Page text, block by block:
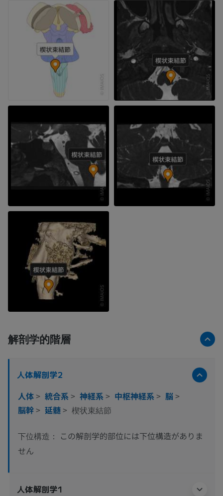
解剖学的階層
人体解剖学2
人体> 統合系> 神経系> 中枢神経系> 脳>
脳幹> 延髄> 楔状束結節
下位構造：
この解剖学的部位には下位構造がありま
せん
人体解剖学1